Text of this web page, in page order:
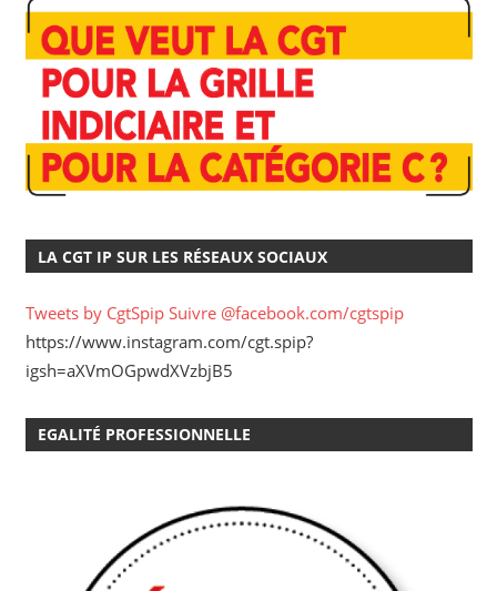
LA CGT IP SUR LES RÉSEAUX SOCIAUX
Tweets by CgtSpip Suivre @facebook.com/cgtspip
https://www.instagram.com/cgt.spip?
igsh=aXVmOGpwdXVzbjB5
EGALITÉ PROFESSIONNELLE